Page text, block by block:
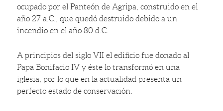
ocupado por el Panteón de Agripa, construido en el
año 27 a.C., que quedó destruido debido a un
incendio en el año 80 d.C.
A principios del siglo VII el edificio fue donado al
Papa Bonifacio IV y éste lo transformó en una
iglesia, por lo que en la actualidad presenta un
perfecto estado de conservación.